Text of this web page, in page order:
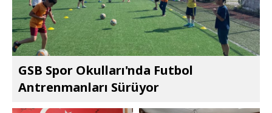
GSB Spor Okulları'nda Futbol
Antrenmanları Sürüyor